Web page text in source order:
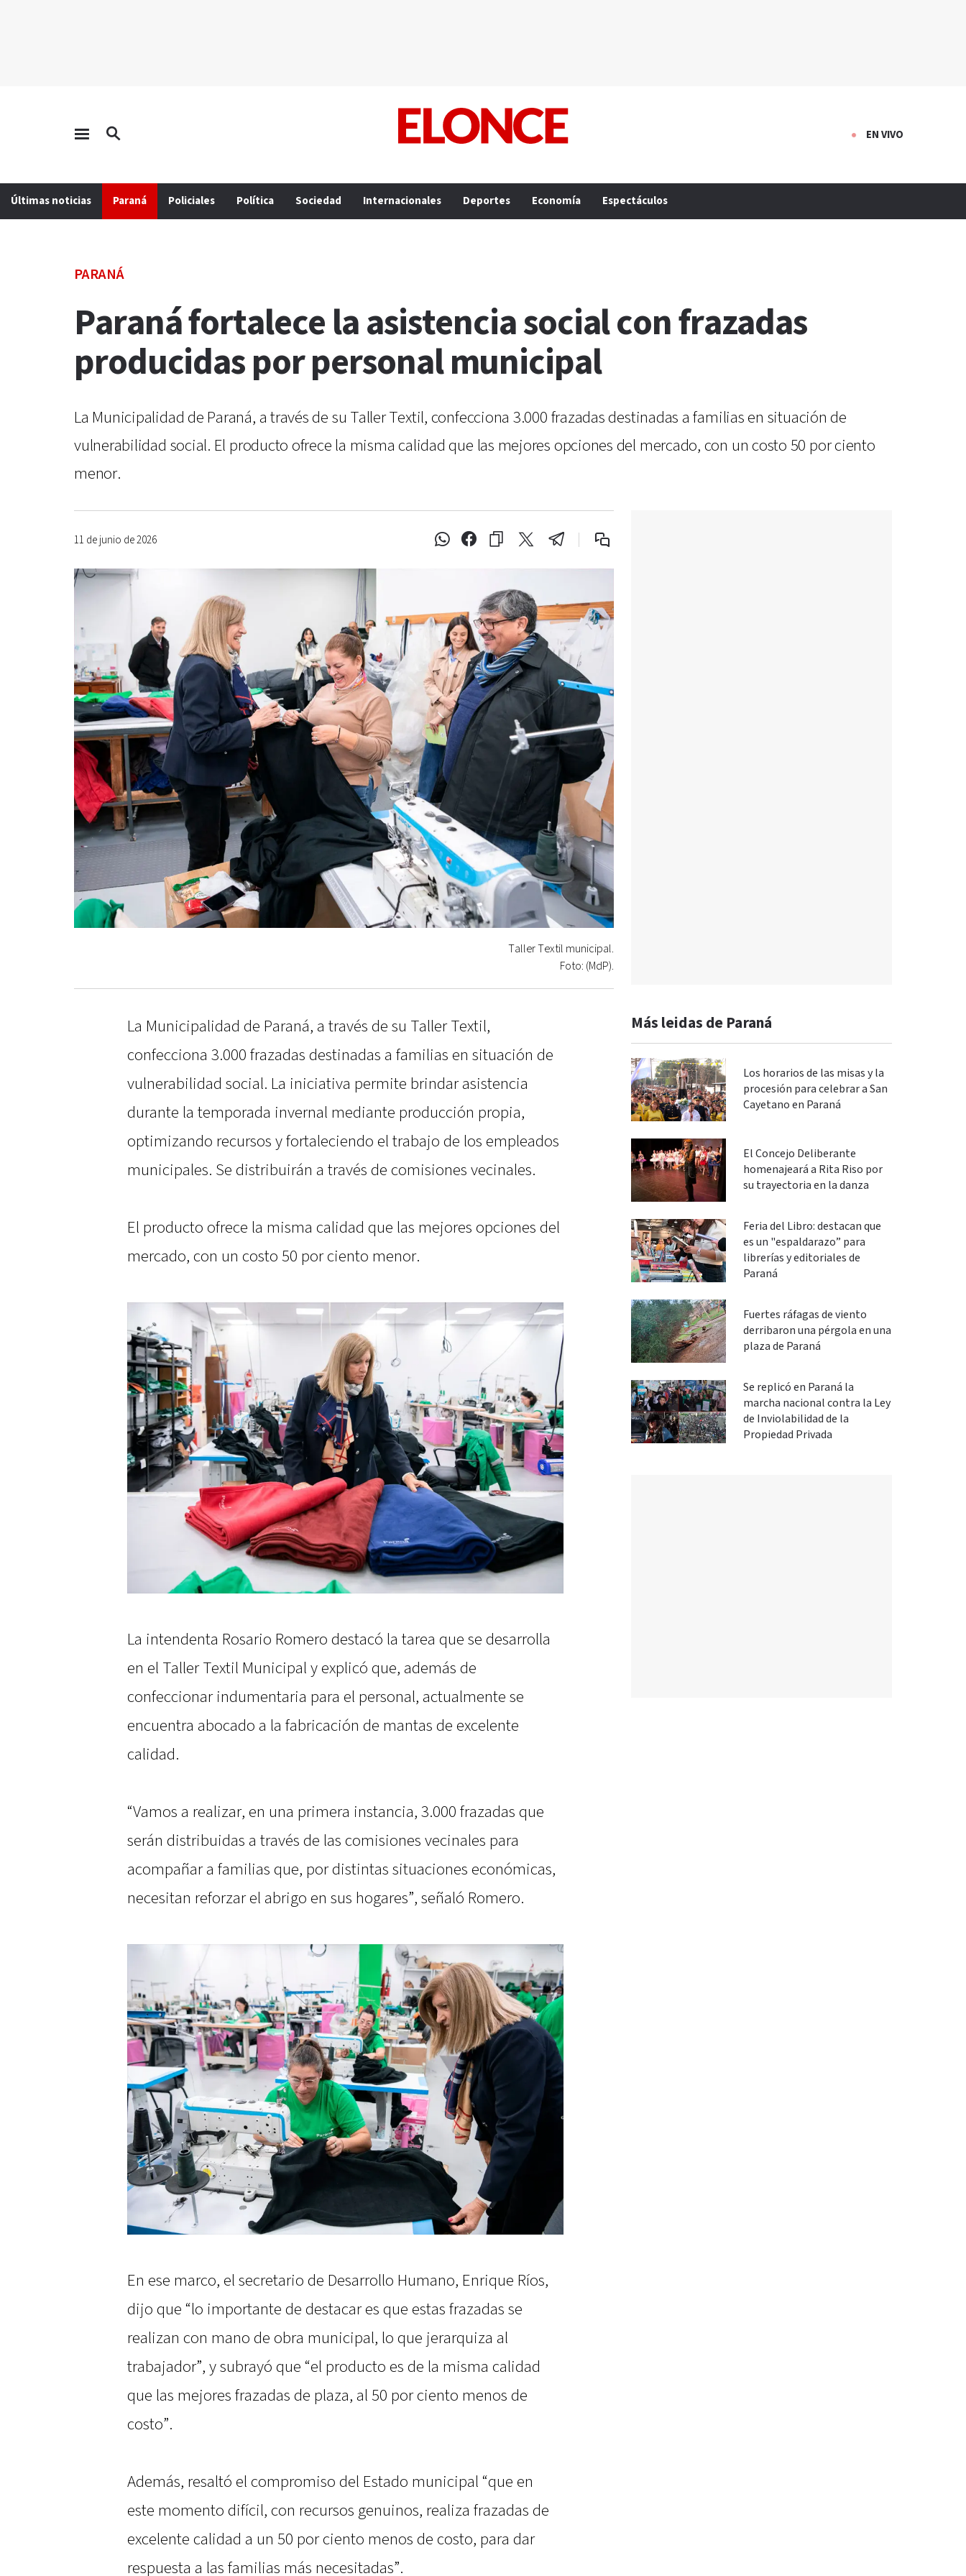
EN VIVO
Últimas noticias Paraná Policiales Política Sociedad Internacionales Deportes Economía Espectáculos
PARANÁ
Paraná fortalece la asistencia social con frazadas
producidas por personal municipal
La Municipalidad de Paraná, a través de su Taller Textil, confecciona 3.000 frazadas destinadas a familias en situación de
vulnerabilidad social. El producto ofrece la misma calidad que las mejores opciones del mercado, con un costo 50 por ciento
menor.
11 de junio de 2026
Taller Textil municipal.
Foto: (MdP).
La Municipalidad de Paraná, a través de su Taller Textil,
confecciona 3.000 frazadas destinadas a familias en situación de
vulnerabilidad social. La iniciativa permite brindar asistencia
durante la temporada invernal mediante producción propia,
optimizando recursos y fortaleciendo el trabajo de los empleados
municipales. Se distribuirán a través de comisiones vecinales.
El producto ofrece la misma calidad que las mejores opciones del
mercado, con un costo 50 por ciento menor.
La intendenta Rosario Romero destacó la tarea que se desarrolla
en el Taller Textil Municipal y explicó que, además de
confeccionar indumentaria para el personal, actualmente se
encuentra abocado a la fabricación de mantas de excelente
calidad.
“Vamos a realizar, en una primera instancia, 3.000 frazadas que
serán distribuidas a través de las comisiones vecinales para
acompañar a familias que, por distintas situaciones económicas,
necesitan reforzar el abrigo en sus hogares”, señaló Romero.
En ese marco, el secretario de Desarrollo Humano, Enrique Ríos,
dijo que “lo importante de destacar es que estas frazadas se
realizan con mano de obra municipal, lo que jerarquiza al
trabajador”, y subrayó que “el producto es de la misma calidad
que las mejores frazadas de plaza, al 50 por ciento menos de
costo”.
Además, resaltó el compromiso del Estado municipal “que en
este momento difícil, con recursos genuinos, realiza frazadas de
excelente calidad a un 50 por ciento menos de costo, para dar
respuesta a las familias más necesitadas”.
Más leidas de Paraná
Los horarios de las misas y la
procesión para celebrar a San
Cayetano en Paraná
El Concejo Deliberante
homenajeará a Rita Riso por
su trayectoria en la danza
Feria del Libro: destacan que
es un "espaldarazo” para
librerías y editoriales de
Paraná
Fuertes ráfagas de viento
derribaron una pérgola en una
plaza de Paraná
Se replicó en Paraná la
marcha nacional contra la Ley
de Inviolabilidad de la
Propiedad Privada